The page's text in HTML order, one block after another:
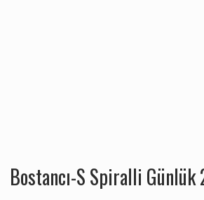
Bostancı-S Spiralli Günlük